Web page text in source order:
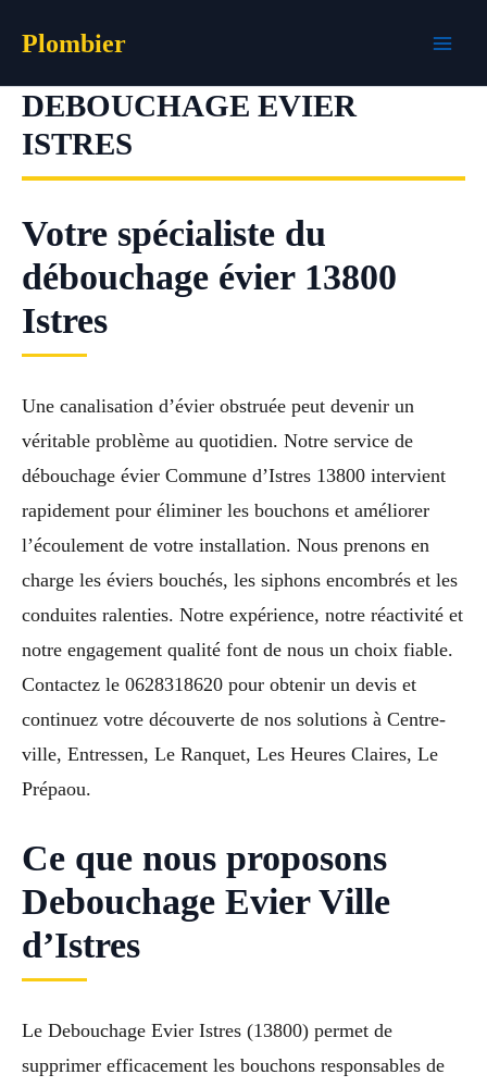
Plombier
DEBOUCHAGE EVIER
ISTRES
Votre spécialiste du
débouchage évier 13800
Istres
Une canalisation d’évier obstruée peut devenir un
véritable problème au quotidien. Notre service de
débouchage évier Commune d’Istres 13800 intervient
rapidement pour éliminer les bouchons et améliorer
l’écoulement de votre installation. Nous prenons en
charge les éviers bouchés, les siphons encombrés et les
conduites ralenties. Notre expérience, notre réactivité et
notre engagement qualité font de nous un choix fiable.
Contactez le 0628318620 pour obtenir un devis et
continuez votre découverte de nos solutions à Centre-
ville, Entressen, Le Ranquet, Les Heures Claires, Le
Prépaou.
Ce que nous proposons
Debouchage Evier Ville
d’Istres
Le Debouchage Evier Istres (13800) permet de
supprimer efficacement les bouchons responsables de